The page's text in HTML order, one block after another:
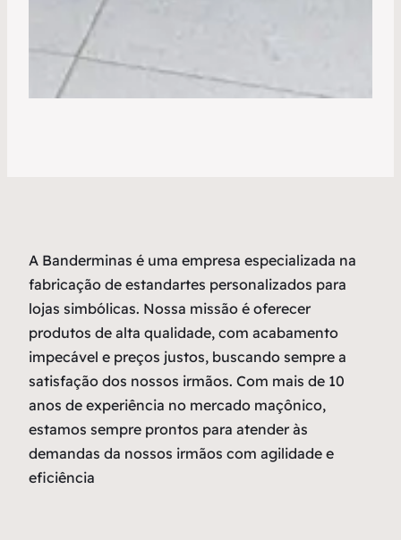
A Banderminas é uma empresa especializada na
fabricação de estandartes personalizados para
lojas simbólicas. Nossa missão é oferecer
produtos de alta qualidade, com acabamento
impecável e preços justos, buscando sempre a
satisfação dos nossos irmãos. Com mais de 10
anos de experiência no mercado maçônico,
estamos sempre prontos para atender às
demandas da nossos irmãos com agilidade e
eficiência